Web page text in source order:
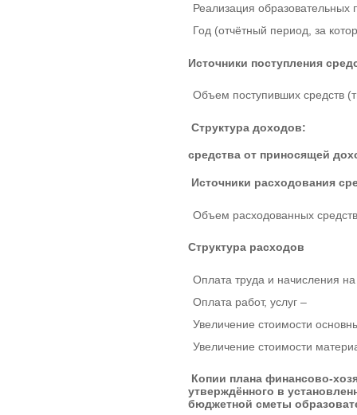
Реализация
Год (отчётный период, за
Источники поступления
Объем поступивших средств
Структура доходов:
средства от приносящей
Источники расходования
Объем расходованных
Структура расходов
Оплата труда и начисления
Оплата работ, услуг –
Увеличение стоимости
Увеличение стоимости
Копии плана финансово-
утверждённого в
бюджетной сметы